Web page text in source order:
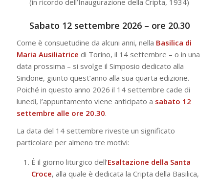
Sabato 12 settembre 2026 – ore 20.30
Come è consuetudine da alcuni anni, nella Basilica di
Maria Ausiliatrice di Torino, il 14 settembre – o in una
data prossima – si svolge il Simposio dedicato alla
Sindone, giunto quest’anno alla sua quarta edizione.
Poiché in questo anno 2026 il 14 settembre cade di
lunedì, l’appuntamento viene anticipato a sabato 12
settembre alle ore 20.30.
La data del 14 settembre riveste un significato
particolare per almeno tre motivi:
È il giorno liturgico dell’Esaltazione della Santa
Croce, alla quale è dedicata la Cripta della Basilica,